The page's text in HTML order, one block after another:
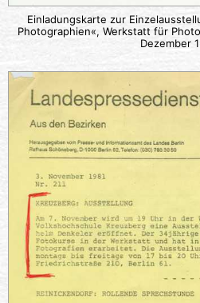
Einladungskarte zur
Photographien«, Werkstatt für
Dezember